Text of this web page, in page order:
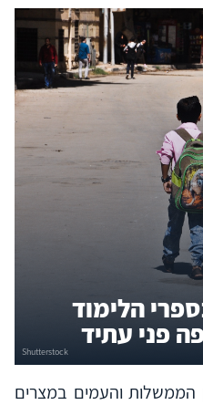
הלימוד
פני עתיד
הממשלות והעמים במצרים